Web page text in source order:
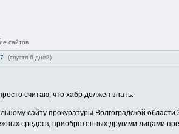
сайтов
(спустя 6 дней)
считаю, что хабр должен знать.
сайту прокуратуры Волгоградской
средств, приобретенных другими лицами